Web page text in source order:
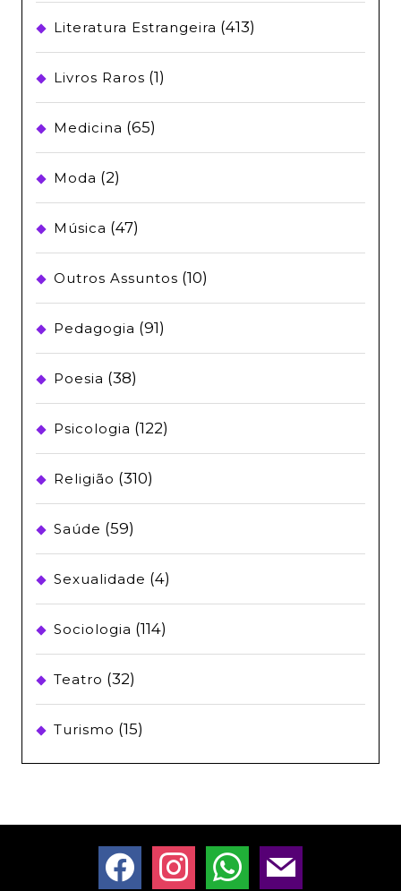
Literatura Estrangeira (413)
Livros Raros (1)
Medicina (65)
Moda (2)
Música (47)
Outros Assuntos (10)
Pedagogia (91)
Poesia (38)
Psicologia (122)
Religião (310)
Saúde (59)
Sexualidade (4)
Sociologia (114)
Teatro (32)
Turismo (15)
facebookinstagramwhatsappmail